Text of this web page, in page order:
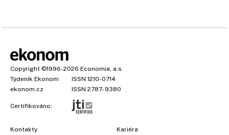
Copyright ©1996-2026 Economia, a.s.
Týdeník Ekonom
ISSN 1210-0714
ekonom.cz
ISSN 2787-9380
Certifikováno:
Kontakty
Kariéra